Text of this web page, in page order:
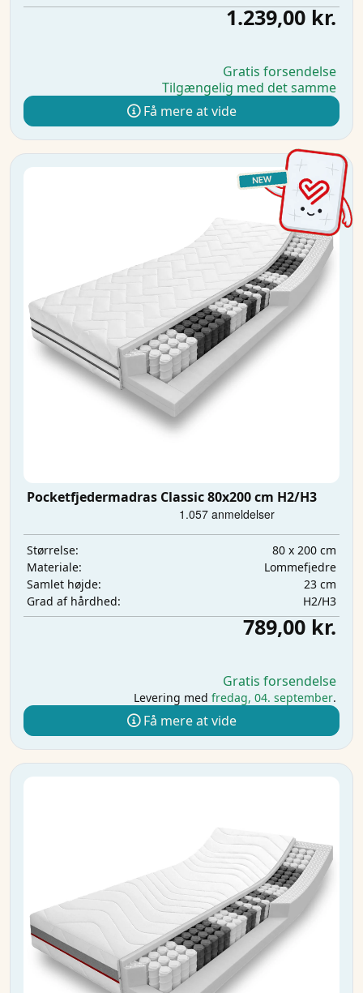
1.239,00 kr.
Gratis forsendelse
Tilgængelig med det samme
Få mere at vide
Pocketfjedermadras Classic 80x200 cm H2/H3
Størrelse:
80 x 200 cm
Materiale:
Lommefjedre
Samlet højde:
23 cm
Grad af hårdhed:
H2/H3
789,00 kr.
Gratis forsendelse
Levering med fredag, 04. september.
Få mere at vide